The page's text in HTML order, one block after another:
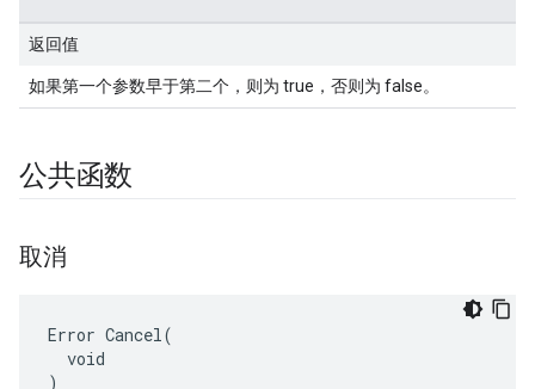
返回值
如果第一个参数早于第二个，则为 true，否则为 false。
公共函数
取消
Error Cancel(
  void
)